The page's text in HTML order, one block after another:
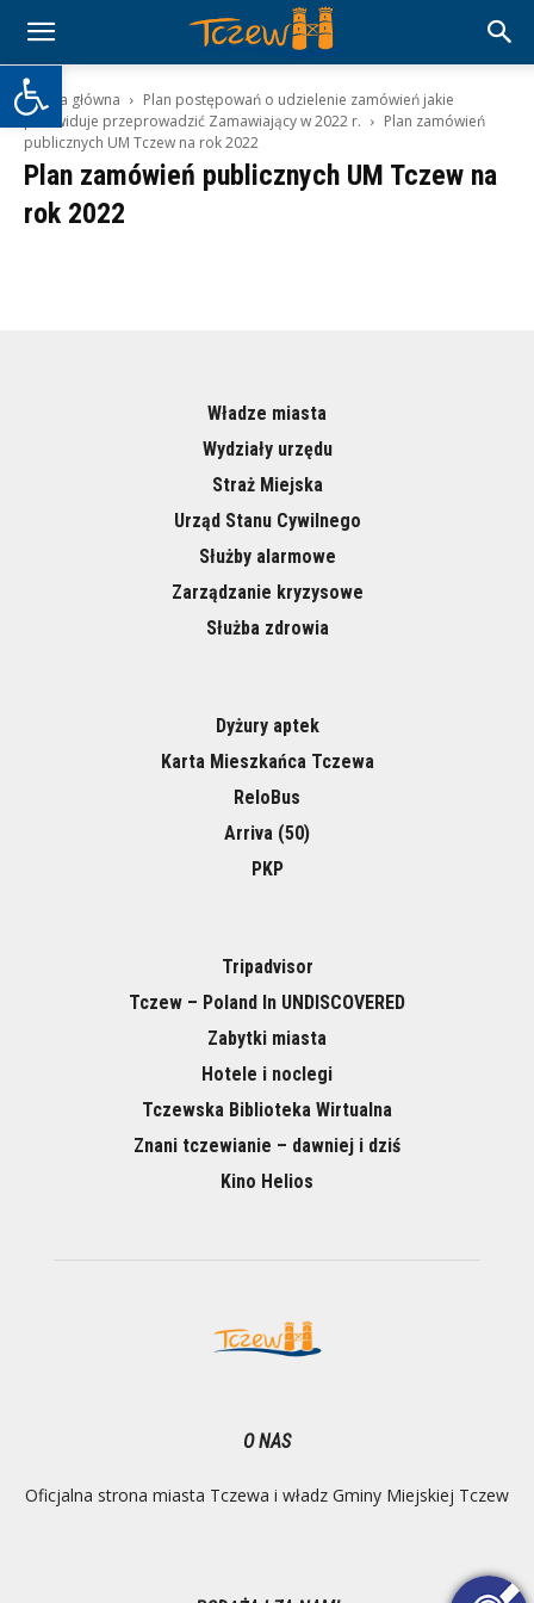
Otwórz pasek narzędzi
Strona główna
Plan postępowań o udzielenie zamówień jakie
przewiduje przeprowadzić Zamawiający w 2022 r.
Plan zamówień
publicznych UM Tczew na rok 2022
Plan zamówień publicznych UM Tczew na
rok 2022
Władze miasta
Wydziały urzędu
Straż Miejska
Urząd Stanu Cywilnego
Służby alarmowe
Zarządzanie kryzysowe
Służba zdrowia
Dyżury aptek
Karta Mieszkańca Tczewa
ReloBus
Arriva (50)
PKP
Tripadvisor
Tczew – Poland In UNDISCOVERED
Zabytki miasta
Hotele i noclegi
Tczewska Biblioteka Wirtualna
Znani tczewianie – dawniej i dziś
Kino Helios
O NAS
Oficjalna strona miasta Tczewa i władz Gminy Miejskiej Tczew